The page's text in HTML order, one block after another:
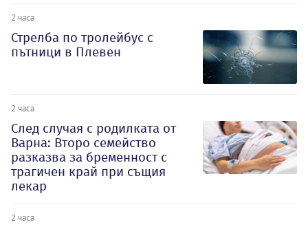
2 часа
Стрелба по тролейбус с
пътници в Плевен
2 часа
След случая с родилката от
Варна: Второ семейство
разказва за бременност с
трагичен край при същия
лекар
2 часа